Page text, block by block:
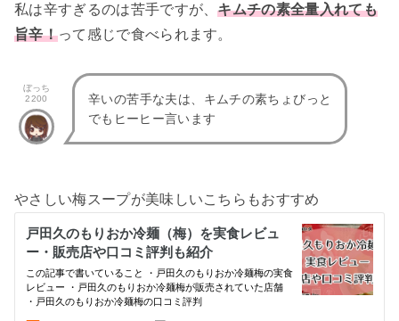
私は辛すぎるのは苦手ですが、キムチの素全量入れても
旨辛！って感じで食べられます。
ぼっち
2200
辛いの苦手な夫は、キムチの素ちょびっと
でもヒーヒー言います
やさしい梅スープが美味しいこちらもおすすめ